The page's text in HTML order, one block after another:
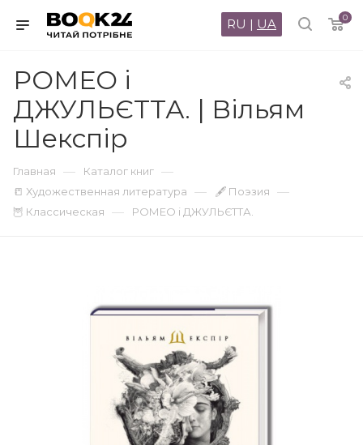
0
RU | UA
РОМЕО і
ДЖУЛЬЄТТА. | Вільям
Шекспір
Главная — Каталог книг —
📒 Художественная литература — 🖋 Поэзия —
🦉 Классическая — РОМЕО і ДЖУЛЬЄТТА.